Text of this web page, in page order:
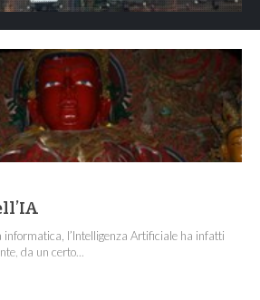
informatica, l’Intelligenza Artificiale ha infatti
da un certo...